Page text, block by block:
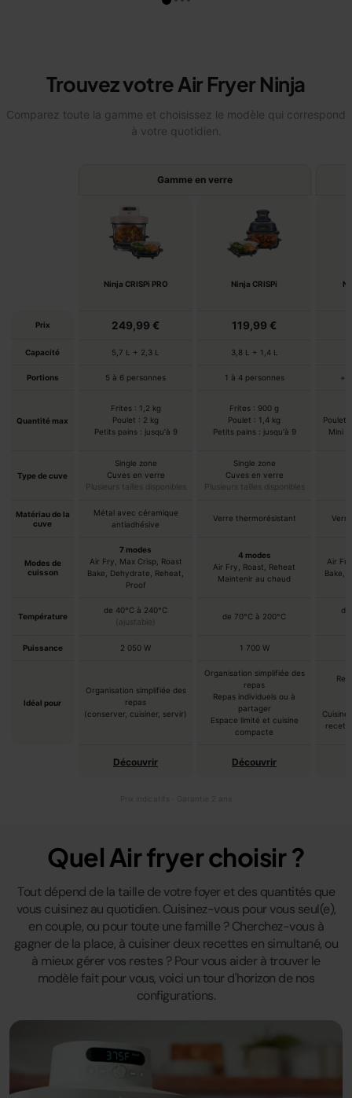
Trouvez votre Air Fryer Ninja
Comparez toute la gamme et choisissez le modèle qui correspond
à votre quotidien.
Gamme en verre
Ninja CRISPi PRO Ninja CRISPi
Prix 249,99 € 119,99 €
Capacité 5,7 L + 2,3 L 3,8 L + 1,4 L
Portions 5 à 6 personnes 1 à 4 personnes +
Quantité max
Frites : 1,2 kg
Poulet : 2 kg
Petits pains : jusqu'à 9
Frites : 900 g
Poulet : 1,4 kg
Petits pains : jusqu'à 9
Poulet
Mini
Type de cuve
Single zone
Cuves en verre
Plusieurs tailles disponibles
Single zone
Cuves en verre
Plusieurs tailles disponibles
Matériau de la
cuve
Métal avec céramique
antiadhésive
Verre thermorésistant
Modes de
cuisson
7 modes
Air Fry, Max Crisp, Roast
Bake, Dehydrate, Reheat,
Proof
4 modes
Air Fry, Roast, Reheat
Maintenir au chaud
Air
Bake,
Température
de 40°C à 240°C
(ajustable)
de 70°C à 200°C
de
Puissance 2 050 W 1 700 W
Idéal pour
Organisation simplifiée des
repas
(conserver, cuisiner, servir)
Organisation simplifiée des
repas
Repas individuels ou à
partager
Espace limité et cuisine
compacte
Découvrir Découvrir
Quel Air fryer choisir ?
Tout dépend de la taille de votre foyer et des quantités que
vous cuisinez au quotidien. Cuisinez-vous pour vous seul(e),
en couple, ou pour toute une famille ? Cherchez-vous à
gagner de la place, à cuisiner deux recettes en simultané, ou
à mieux gérer vos restes ? Pour vous aider à trouver le
modèle fait pour vous, voici un tour d'horizon de nos
configurations.